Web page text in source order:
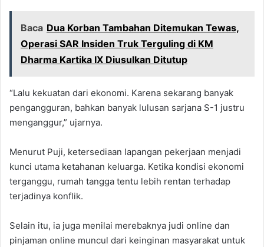
Baca Dua Korban Tambahan Ditemukan Tewas,
Operasi SAR Insiden Truk Terguling di KM
Dharma Kartika IX Diusulkan Ditutup
“Lalu kekuatan dari ekonomi. Karena sekarang banyak
pengangguran, bahkan banyak lulusan sarjana S-1 justru
menganggur,” ujarnya.
Menurut Puji, ketersediaan lapangan pekerjaan menjadi
kunci utama ketahanan keluarga. Ketika kondisi ekonomi
terganggu, rumah tangga tentu lebih rentan terhadap
terjadinya konflik.
Selain itu, ia juga menilai merebaknya judi online dan
pinjaman online muncul dari keinginan masyarakat untuk